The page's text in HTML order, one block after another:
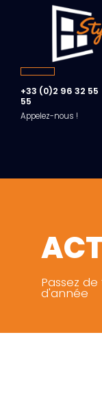
+33 (0)2 96 32 55
55
Appelez-nous !
Passez
d'année